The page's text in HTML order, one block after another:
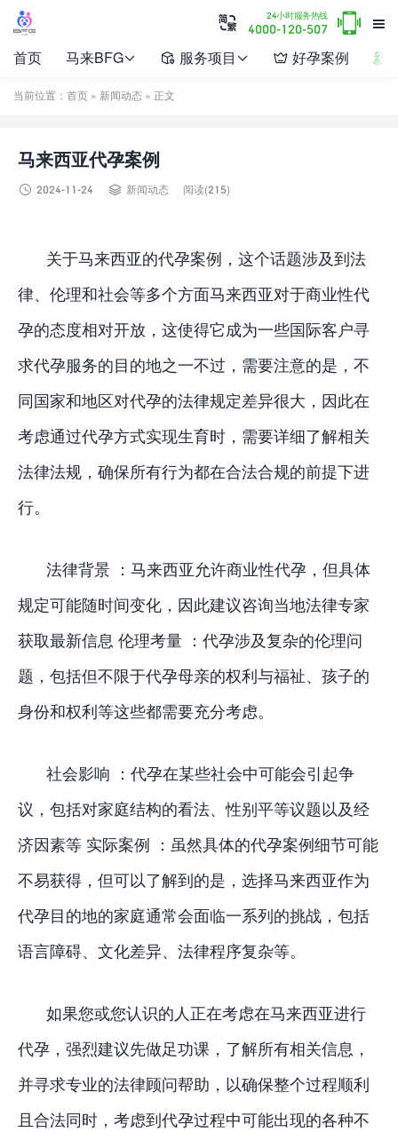

24小时服务热线
4000-120-507 

首页 马来BFG  服务项目   好孕案例 新
当前位置： 首页 » 新闻动态 » 正文
马来西亚代孕案例
 2024-11-24  新闻动态 阅读(215)
关于马来西亚的代孕案例，这个话题涉及到法
律、伦理和社会等多个方面马来西亚对于商业性代
孕的态度相对开放，这使得它成为一些国际客户寻
求代孕服务的目的地之一不过，需要注意的是，不
同国家和地区对代孕的法律规定差异很大，因此在
考虑通过代孕方式实现生育时，需要详细了解相关
法律法规，确保所有行为都在合法合规的前提下进
行。
法律背景 ：马来西亚允许商业性代孕，但具体
规定可能随时间变化，因此建议咨询当地法律专家
获取最新信息 伦理考量 ：代孕涉及复杂的伦理问
题，包括但不限于代孕母亲的权利与福祉、孩子的
身份和权利等这些都需要充分考虑。
社会影响 ：代孕在某些社会中可能会引起争
议，包括对家庭结构的看法、性别平等议题以及经
济因素等 实际案例 ：虽然具体的代孕案例细节可能
不易获得，但可以了解到的是，选择马来西亚作为
代孕目的地的家庭通常会面临一系列的挑战，包括
语言障碍、文化差异、法律程序复杂等。
如果您或您认识的人正在考虑在马来西亚进行
代孕，强烈建议先做足功课，了解所有相关信息，
并寻求专业的法律顾问帮助，以确保整个过程顺利
且合法同时，考虑到代孕过程中可能出现的各种不